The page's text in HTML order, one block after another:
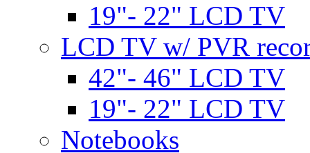
19"- 22" LCD TV
LCD TV w/ PVR
42"- 46" LCD TV
19"- 22" LCD TV
Notebooks